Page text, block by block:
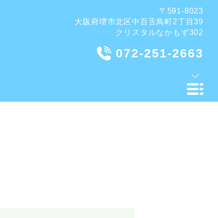
〒591-8023
大阪府堺市北区中百舌鳥町2丁目39
クリスタルなかもず302
072-251-2663